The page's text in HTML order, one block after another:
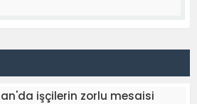
işçilerin zorlu mesaisi